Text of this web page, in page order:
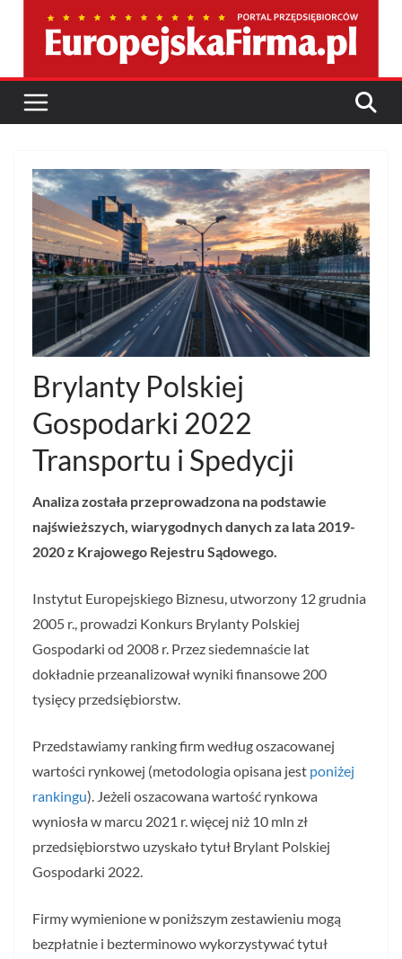
Brylanty Polskiej
Gospodarki 2022
Transportu i Spedycji
Analiza została przeprowadzona na podstawie
najświeższych, wiarygodnych danych za lata 2019-
2020 z Krajowego Rejestru Sądowego.
Instytut Europejskiego Biznesu, utworzony 12 grudnia
2005 r., prowadzi Konkurs Brylanty Polskiej
Gospodarki od 2008 r. Przez siedemnaście lat
dokładnie przeanalizował wyniki finansowe 200
tysięcy przedsiębiorstw.
Przedstawiamy ranking firm według oszacowanej
wartości rynkowej (metodologia opisana jest poniżej
rankingu). Jeżeli oszacowana wartość rynkowa
wyniosła w marcu 2021 r. więcej niż 10 mln zł
przedsiębiorstwo uzyskało tytuł Brylant Polskiej
Gospodarki 2022.
Firmy wymienione w poniższym zestawieniu mogą
bezpłatnie i bezterminowo wykorzystywać tytuł